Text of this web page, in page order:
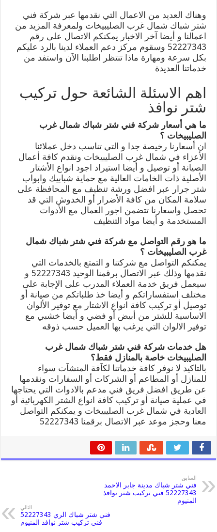
وهناك العديد من الاعمال التي نقدمها عبر شركة فني
شتر شباك شمال غرب الصليبيخات ولمعرفة المزيد من
اعمالنا و أيضا آخر الاخبار يمكنكم الاتصال على رقم
52227343 وسقوم مركز دعم العملاء لدينا بالرد عليكم
بكل سرعة ومهارة ماذا تنتظر اطلبنا الآن واستفد من
خدماتنا العديدة
اهم الاسئلة الشائعة حول تركيب
شتر نوافذ
ما هي أسعار شركة فني شتر شباك شمال غرب
الصليبيخات ؟
ان أسعارنا رخيصة جدا و التي تناسب دخل عملائنا
الأعزاء في شمال غرب الصليبيخات ونقدم كافة أعمال
الصيانة أو توصيل و أيضا استيراد اجود انواع الأشتار
الأصلية ذات الخامات العالية مع حماية شبابيك وابواب
شتر جرار عبر افضل ورشة تنظيف مع المحافظة على
سلامة المكان من كافة الأضرار أو الخدوش التي قد
تحصل واسعارنا تتضمن اجور العمال مع الأدوات
المستخدمة و أيضا مواد التنظيف
ما هو رقم التواصل مع شركة فني شتر شباك شمال
غرب الصليبيخات ؟
يمكنكم التواصل مع شركتنا و التمتع بالخدمات التي
نقدمها وذلك عبر الاتصال برقمنا الوحيد 52227343 و
سيعمل فريق خدمة العملاء المدرب على الإجابة على
مختلف استفساراتكم و أيضا خذ طلباتكم من صيانة أو
توصيل أو تركيب كافة انواع الاشتار مع توفير الألوان
الاساسية للشتر من أبيض أو فضي و أيضا خشبي مع
توفير الالوان التي يرغب بها العميل حسب ذوقه
هل خدمات شركة فني شتر شباك شمال غرب
الصليبيخات خاصة بالمنازل فقط؟
بالتاكيد لا نوفر كافة خدماتنا لكآفة المنشآت سواء
للمنازل أو المطاعم أو الشركات أو السفارات ونقدمها
عن طريق افضل فريق فني مدعم بالادوات التي يحتاجها
في عملية صيانة أو تركيب كافة انواع الشتر الكهربائية أو
العادية في شمال غرب الصليبيخات و يمكنكم التواصل
معنا وحجز موعد عبر الاتصال برقمنا 52227343
السابق
فني شتر شباك مدينة جابر الاحمد
52227343 فني تركيب شتر نوافذ
المنيوم
التالي
فني شتر شباك الري 52227343
فني تركيب شتر نوافذ المنيوم